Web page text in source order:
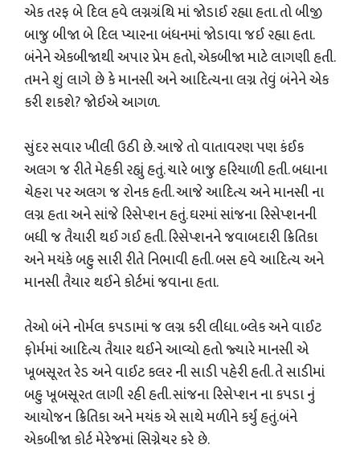
એક તરફ બે દિલ હવે લગ્નગ્રંથિ માં જોડાઈ રહ્યા હતા. તો બીજી
બાજુ બીજા બે દિલ પ્યારના બંધનમાં જોડાવા જઈ રહ્યા હતા.
બંનેને એકબીજાથી અપાર પ્રેમ હતો, એકબીજા માટે લાગણી હતી.
તમને શું લાગે છે કે માનસી અને આદિત્યના લગ્ન તેવું બંનેને એક
કરી શકશે? જોઈએ આગળ.
સુંદર સવાર ખીલી ઉઠી છે. આજે તો વાતાવરણ પણ કંઈક
અલગ જ રીતે મેહકી રહ્યું હતું. ચારે બાજુ હરિયાળી હતી. બધાના
ચેહરા પર અલગ જ રોનક હતી. આજે આદિત્ય અને માનસી ના
લગ્ન હતા અને સાંજે રિસેપ્શન હતું. ઘરમાં સાંજના રિસેપ્શનની
બધી જ તૈયારી થઈ ગઈ હતી. રિસેપ્શનને જવાબદારી ક્રિતિકા
અને મયંકે બહુ સારી રીતે નિભાવી હતી. બસ હવે આદિત્ય અને
માનસી તૈયાર થઈને કોર્ટમાં જવાના હતા.
તેઓ બંને નોર્મલ કપડામાં જ લગ્ન કરી લીધા. બ્લેક અને વાઈટ
ફોર્મમાં આદિત્ય તૈયાર થઈને આવ્યો હતો જ્યારે માનસી એ
ખૂબસૂરત રેડ અને વાઈટ કલર ની સાડી પહેરી હતી. તે સાડીમાં
બહુ ખૂબસૂરત લાગી રહી હતી. સાંજના રિસેપ્શન ના કપડા નું
આયોજન ક્રિતિકા અને મયંક એ સાથે મળીને કર્યું હતું.બંને
એકબીજા કોર્ટ મેરેજમાં સિગ્નેચર કરે છે.